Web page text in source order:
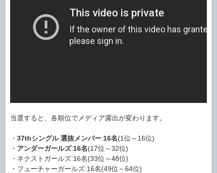
当選すると、各順位でメディア露出が変わります。
・ 37thシングル 選抜メンバー:16名(1位～16位)
・ アンダーガールズ:16名(17位～32位)
・ネクストガールズ:16名(33位～48位)
・フューチャーガールズ:16名(49位～64位)